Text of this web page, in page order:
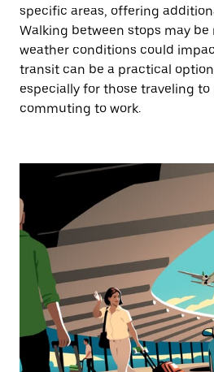
specific areas, offering
Walking between stops may be
weather conditions could
transit can be a practical
especially for those traveling
commuting to work.